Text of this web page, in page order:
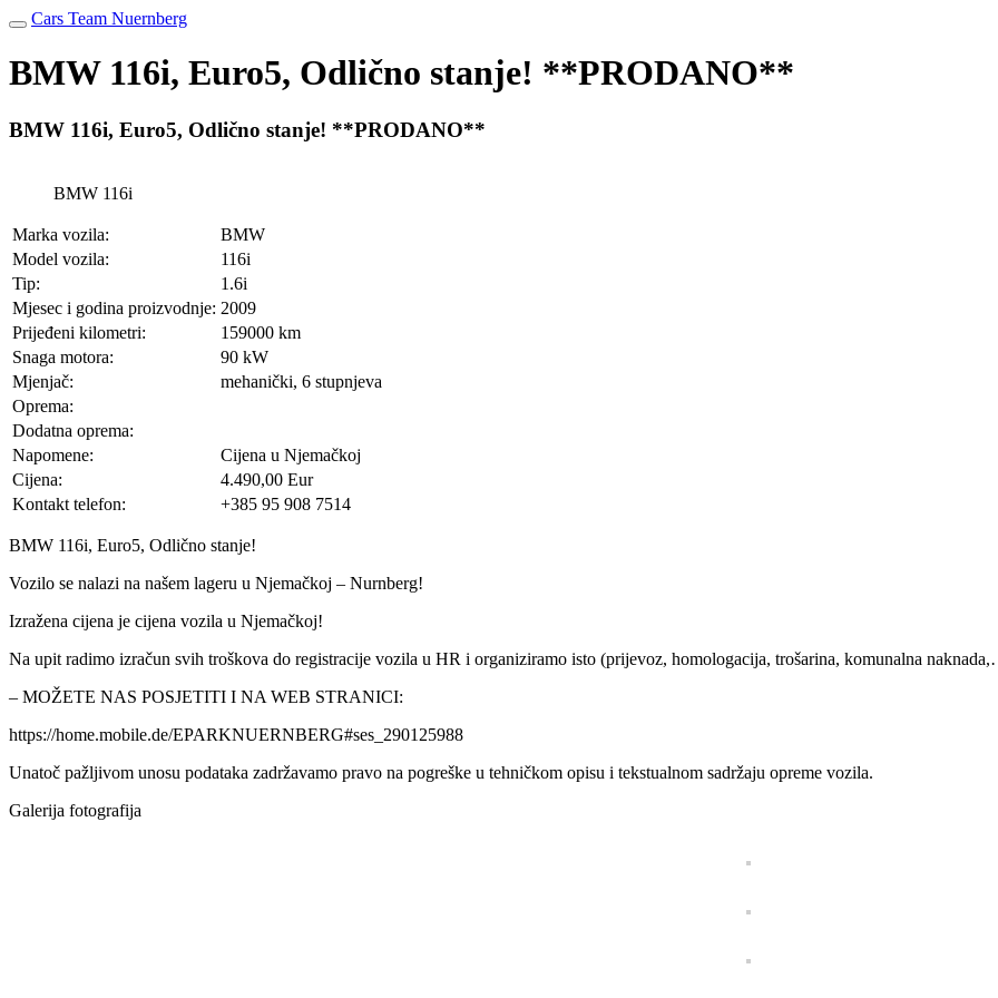
Cars Team Nuernberg
BMW 116i, Euro5, Odlično stanje! **PRODANO**
BMW 116i, Euro5, Odlično stanje! **PRODANO**
BMW 116i
Marka vozila:
BMW
Model vozila:
116i
Tip:
1.6i
Mjesec i godina proizvodnje: 2009
Prijeđeni kilometri:
159000 km
Snaga motora:
90 kW
Mjenjač:
mehanički, 6 stupnjeva
Oprema:
Dodatna oprema:
Napomene:
Cijena u Njemačkoj
Cijena:
4.490,00 Eur
Kontakt telefon:
+385 95 908 7514
BMW 116i, Euro5, Odlično stanje!
Vozilo se nalazi na našem lageru u Njemačkoj – Nurnberg!
Izražena cijena je cijena vozila u Njemačkoj!
Na upit radimo izračun svih troškova do registracije vozila u HR i organiziramo isto (prijevoz, homologacija, trošarina, komunalna
– MOŽETE NAS POSJETITI I NA WEB STRANICI:
https://home.mobile.de/EPARKNUERNBERG#ses_290125988
Unatoč pažljivom unosu podataka zadržavamo pravo na pogreške u tehničkom opisu i tekstualnom sadržaju opreme vozila.
Galerija fotografija